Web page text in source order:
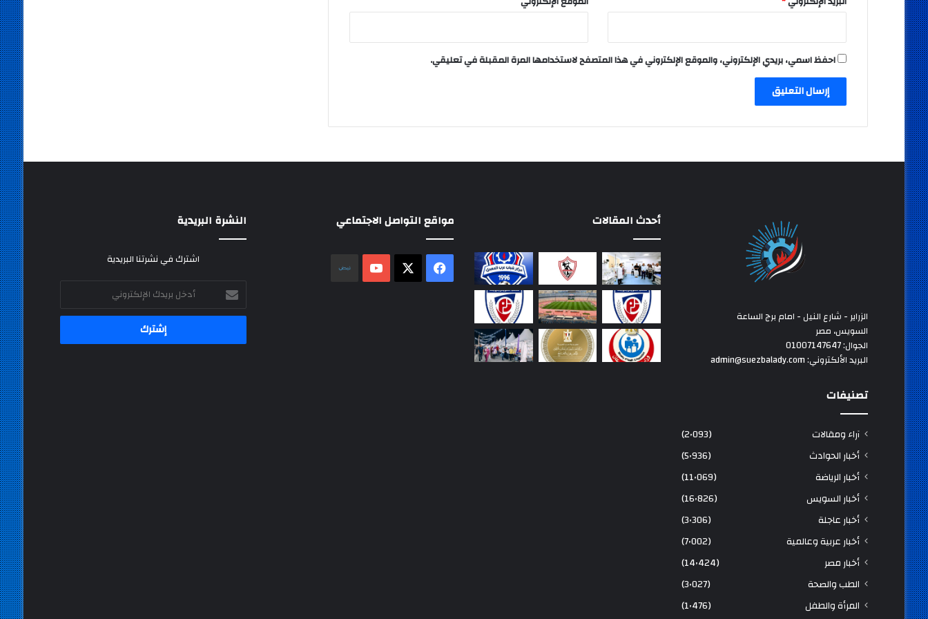
احفظ اسمي، بريدي الإلكتروني، والموقع الإلكتروني في هذا المتصفح لاستخدامها المرة المقبلة في تعليقي.
الزراير - شارع النيل - امام برج الساعة
السويس، مصر
الجوال: 01007147647
البريد الألكتروني: admin@suezbalady.com
تصنيفات
آراء ومقالات
(2٬093)
أخبار الحوادث
(5٬936)
أخبار الرياضة
(11٬069)
أخبار السويس
(16٬826)
أخبار عاجلة
(3٬306)
أخبار عربية وعالمية
(7٬002)
أخبار مصر
(14٬424)
الطب والصحة
(3٬027)
المرأة والطفل
(1٬476)
أحدث المقالات مواقع التواصل الاجتماعي
فيسبوك
‫X
‫YouTube
النشرة البريدية
اشترك في نشرتنا البريدية
أدخل
بريدك
الإلكتروني